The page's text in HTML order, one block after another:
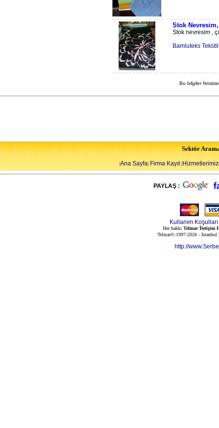
Stok
Stok nevresim ,
Bamluteks Tekstil
Bu bilgiler
Sektör
|Ana Sayfa| Firma Kayıt|Hizmetlerimiz|
PAYLAŞ :
Kullanım Koşulları
Her hakkı Telmar İletişim
Telmar©-1997-2026 -
http://